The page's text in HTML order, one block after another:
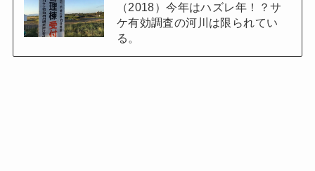
（2018）今年はハズレ年！？サ
ケ有効調査の河川は限られてい
る。